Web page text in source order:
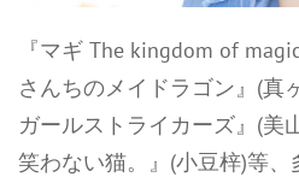
『マギ The kingdom of
さんちのメイドラゴン』(真
ガールストライカーズ』(美
笑わない猫。』(小豆梓)等